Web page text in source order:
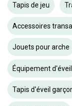
Tapis de jeu
Accessoires
Jouets pour arche
Équipement d'éveil
Tapis d'éveil